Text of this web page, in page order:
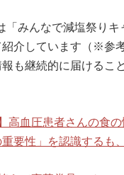
「みんなで減塩祭り
介しています（※参
も継続的に届けるこ
高血圧患者さんの食
要性」を認識するも